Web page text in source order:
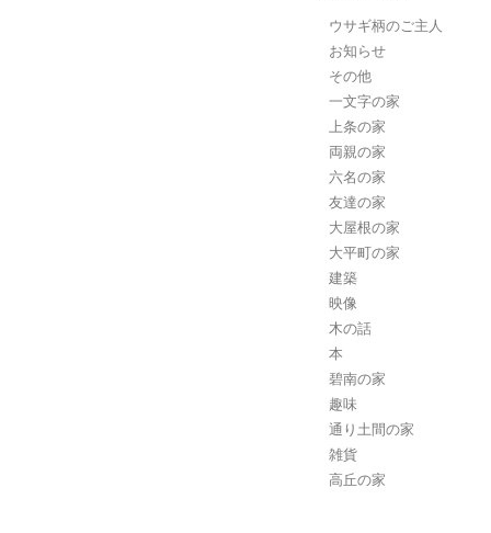
ウサギ柄のご主人
お知らせ
その他
一文字の家
上条の家
両親の家
六名の家
友達の家
大屋根の家
大平町の家
建築
映像
木の話
本
碧南の家
趣味
通り土間の家
雑貨
高丘の家